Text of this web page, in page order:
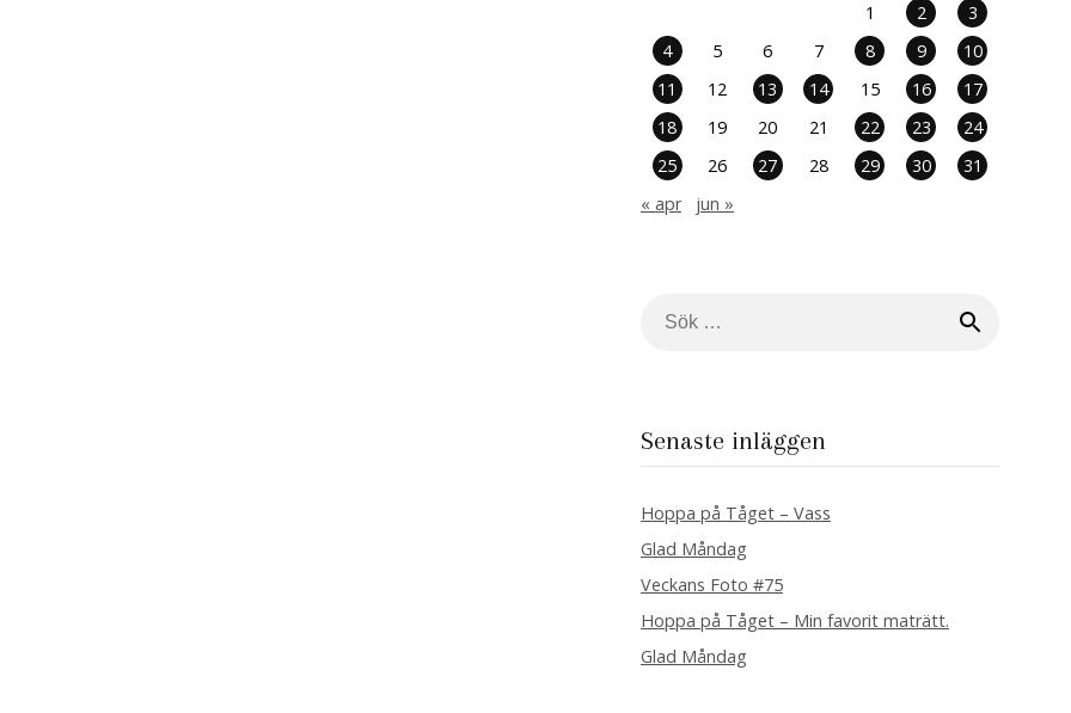
1
2
3
4
5 6 7 8 9
10
11
12 13 14 15 16
17
18
19 20 21 22 23
24
25
26 27 28 29 30
31
« apr
jun »
Sök
Senaste inläggen
Hoppa på Tåget – Vass
Glad Måndag
Veckans Foto #75
Hoppa på Tåget – Min favorit maträtt.
Glad Måndag